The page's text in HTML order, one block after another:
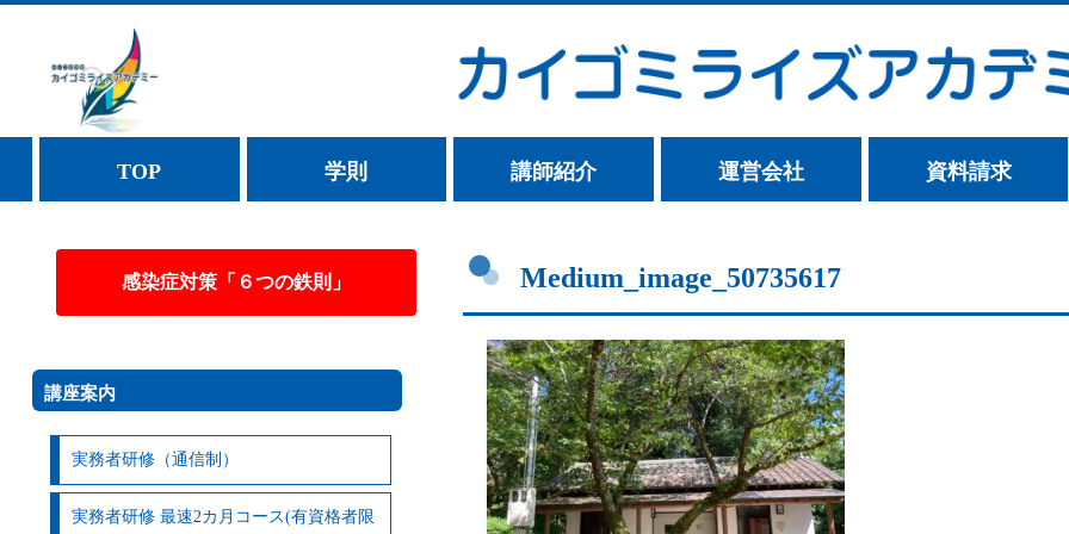
TOP 学則 講師紹介 運営会社 資料請求
Medium_image_50735617
感染症対策「６つの鉄則」
講座案内
実務者研修（通信制）
実務者研修 最速2カ月コース(有資格者限